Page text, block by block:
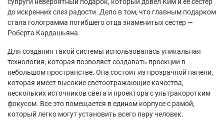
до искренних слез радости. Дело в том, что главным подарком
стала голограмма погибшего отца знаменитых сестер —
Роберта Кардашьяна.
Для создания такой системы использовалась уникальная
технология, которая позволяет создавать проекции в
небольшом пространстве. Она состоит из прозрачной панели,
которая имеет высокие светоотражающие качества,
нескольких источников света и проектора с ультракоротким
фокусом. Все это помещается в едином корпусе с рамой,
который легко могут установить всего пару человек.